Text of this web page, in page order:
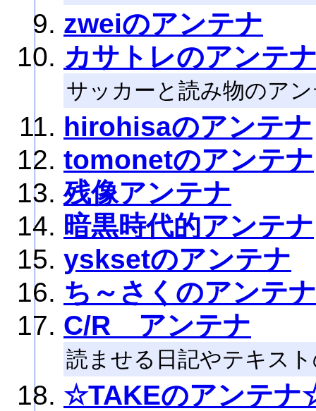
zweiのアンテナ
カサトレのアンテ
サッカーと読み物のア
hirohisaのアンテナ
tomonetのアンテナ
残像アンテナ
暗黒時代的アンテナ
ysksetのアンテナ
ち～さくのアンテナ
C/R アンテナ
読ませる日記やテキス
☆TAKEのアンテ